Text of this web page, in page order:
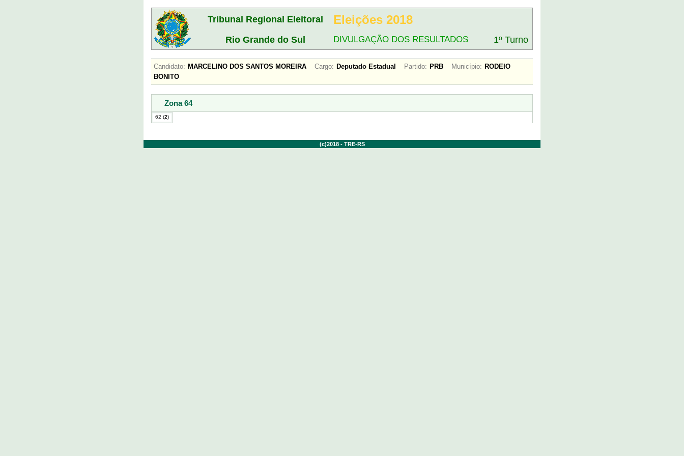
Tribunal Regional Eleitoral Eleições 2018
Rio Grande do Sul DIVULGAÇÃO DOS RESULTADOS 1º Turno
Candidato: MARCELINO DOS SANTOS MOREIRA Cargo: Deputado Estadual Partido: PRB Município: RODEIO
BONITO
Zona 64
62 (2)
(c)2018 - TRE-RS